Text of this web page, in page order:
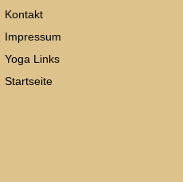
Kontakt
Impressum
Yoga Links
Startseite